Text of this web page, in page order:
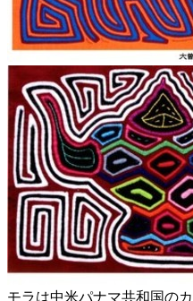
モラは中米パナマ共和国の